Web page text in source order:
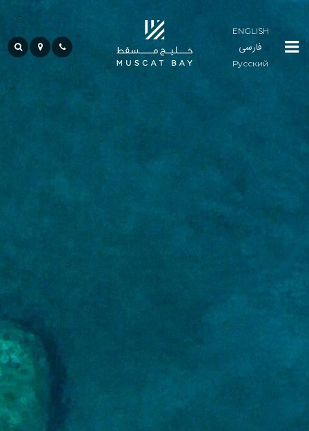
ENGLISH
فارسی
Русский
لوما
ريزيدنسز